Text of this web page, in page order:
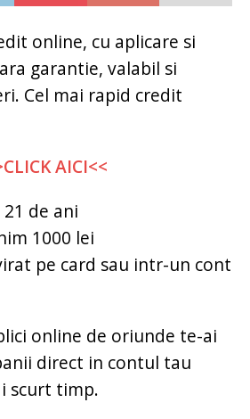
online, cu aplicare si
garantie, valabil si
Cel mai rapid credit
AICI<<
de ani
1000 lei
pe card sau intr-un cont
online de oriunde te-ai
direct in contul tau
scurt timp.